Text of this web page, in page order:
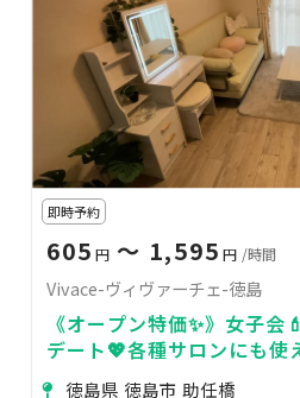
即時予約
605 円 〜 1,595 円 /時間
Vivace-ヴィヴァーチェ-徳島
《オープン特価✨》女子会
デート💖各種サロンにも使
アの24hプライベートルーム
徳島県 徳島市 助任橋